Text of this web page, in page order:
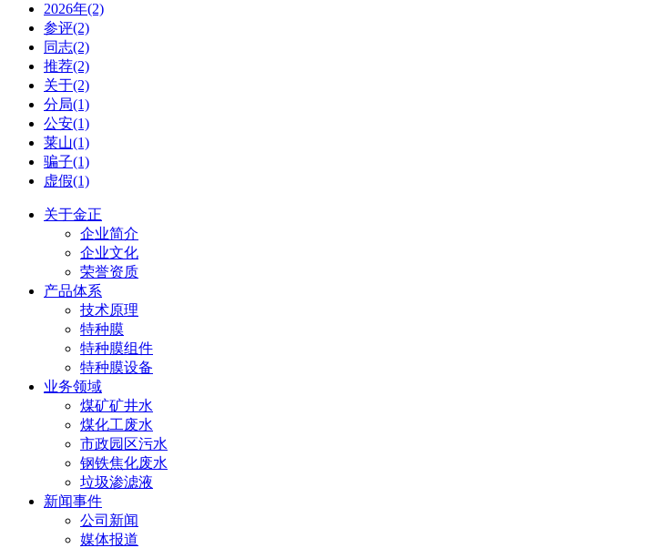
2026年(2)
参评(2)
同志(2)
推荐(2)
关于(2)
分局(1)
公安(1)
莱山(1)
骗子(1)
虚假(1)
关于金正
企业简介
企业文化
荣誉资质
产品体系
技术原理
特种膜
特种膜组件
特种膜设备
业务领域
煤矿矿井水
煤化工废水
市政园区污水
钢铁焦化废水
垃圾渗滤液
新闻事件
公司新闻
媒体报道